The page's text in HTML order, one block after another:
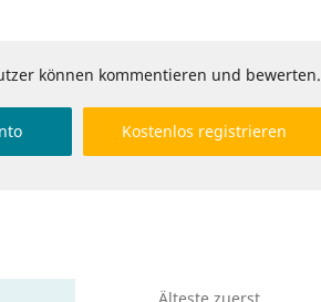
können kommentieren und bewerten.
Kostenlos registrieren
Älteste zuerst